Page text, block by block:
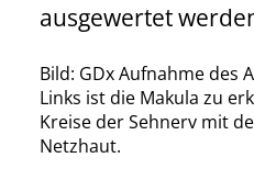
ausgewertet
Bild: GDx Aufnahme des
Links ist die Makula zu
Kreise der Sehnerv mit
Netzhaut.